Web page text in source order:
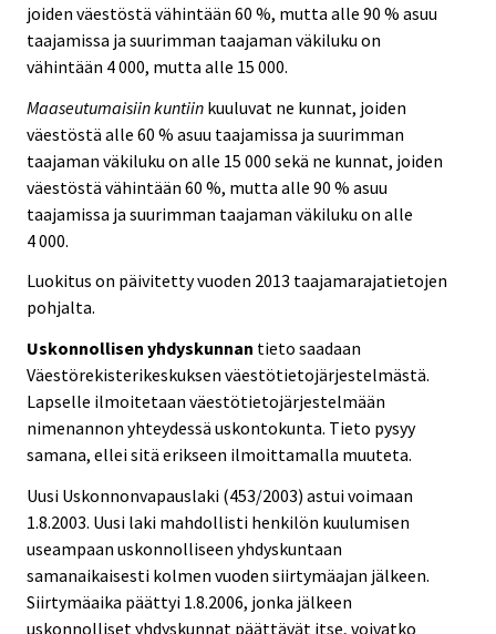
joiden väestöstä vähintään 60 %, mutta alle 90 % asuu
taajamissa ja suurimman taajaman väkiluku on
vähintään 4 000, mutta alle 15 000.
Maaseutumaisiin kuntiin kuuluvat ne kunnat, joiden
väestöstä alle 60 % asuu taajamissa ja suurimman
taajaman väkiluku on alle 15 000 sekä ne kunnat, joiden
väestöstä vähintään 60 %, mutta alle 90 % asuu
taajamissa ja suurimman taajaman väkiluku on alle
4 000.
Luokitus on päivitetty vuoden 2013 taajamarajatietojen
pohjalta.
Uskonnollisen yhdyskunnan tieto saadaan
Väestörekisterikeskuksen väestötietojärjestelmästä.
Lapselle ilmoitetaan väestötietojärjestelmään
nimenannon yhteydessä uskontokunta. Tieto pysyy
samana, ellei sitä erikseen ilmoittamalla muuteta.
Uusi Uskonnonvapauslaki (453/2003) astui voimaan
1.8.2003. Uusi laki mahdollisti henkilön kuulumisen
useampaan uskonnolliseen yhdyskuntaan
samanaikaisesti kolmen vuoden siirtymäajan jälkeen.
Siirtymäaika päättyi 1.8.2006, jonka jälkeen
uskonnolliset yhdyskunnat päättävät itse, voivatko